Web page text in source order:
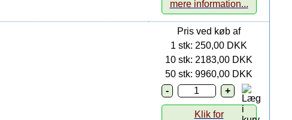
mere information...
Pris ved køb af
1 stk: 250,00 DKK
10 stk: 2183,00 DKK
50 stk: 9960,00 DKK
Klik for